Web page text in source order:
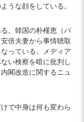
うな顔をしている。
。韓国の朴槿恵（パ
倍夫妻から事情聴取
っている。メディア
い検察を暗に批判し
閣改造に関するニュ
で中身は何も変わら